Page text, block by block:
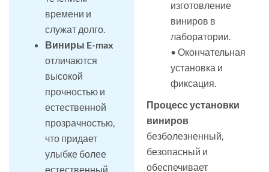
времени и
служат долго.
Виниры E-max
отличаются
высокой
прочностью и
естественной
прозрачностью,
что придает
улыбке более
естественный
изготовление
виниров в
лаборатории.
• Окончательная
установка и
фиксация.
Процесс установки
виниров
безболезненный,
безопасный и
обеспечивает